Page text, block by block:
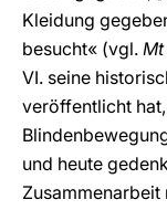
Kleidung
besucht« (vgl. Mt
VI. seine
veröffentlicht
und heute
Zusammenarbeit